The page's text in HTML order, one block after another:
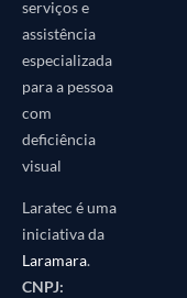
serviços e
assistência
especializada
para a pessoa
com
deficiência
visual
Laratec é uma
iniciativa da
Laramara.
CNPJ: